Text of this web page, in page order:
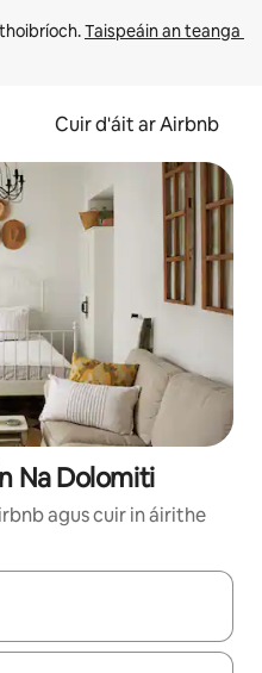
Taispeáin an teanga
Cuir d'áit ar Airbnb
Na Dolomiti
agus cuir in áirithe
nascleanúint le